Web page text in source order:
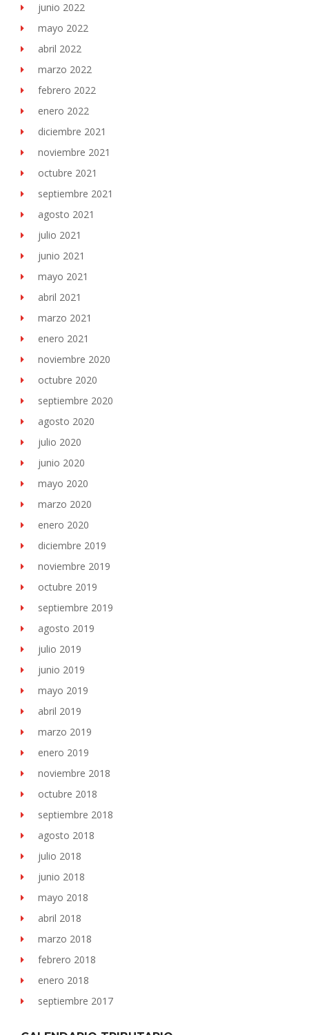
junio 2022
mayo 2022
abril 2022
marzo 2022
febrero 2022
enero 2022
diciembre 2021
noviembre 2021
octubre 2021
septiembre 2021
agosto 2021
julio 2021
junio 2021
mayo 2021
abril 2021
marzo 2021
enero 2021
noviembre 2020
octubre 2020
septiembre 2020
agosto 2020
julio 2020
junio 2020
mayo 2020
marzo 2020
enero 2020
diciembre 2019
noviembre 2019
octubre 2019
septiembre 2019
agosto 2019
julio 2019
junio 2019
mayo 2019
abril 2019
marzo 2019
enero 2019
noviembre 2018
octubre 2018
septiembre 2018
agosto 2018
julio 2018
junio 2018
mayo 2018
abril 2018
marzo 2018
febrero 2018
enero 2018
septiembre 2017